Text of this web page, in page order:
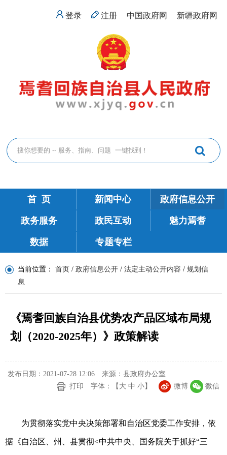
登录 注册 中国政府网 新疆政府网
首 页 新闻中心 政府信息公开
政务服务 政民互动 魅力焉耆
数据 专题专栏
当前位置： 首页 / 政府信息公开 / 法定主动公开内容 / 规划信
息
《焉耆回族自治县优势农产品区域布局规
划（2020-2025年）》政策解读
发布日期：2021-07-28 12:06
来源：县政府办公室
打印
字体：【 大 中 小】 微博 微信
为贯彻落实党中央决策部署和自治区党委工作安排，依
据《自治区、州、县贯彻<中共中央、国务院关于抓好“三